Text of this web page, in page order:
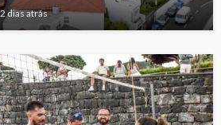
2 dias atrás